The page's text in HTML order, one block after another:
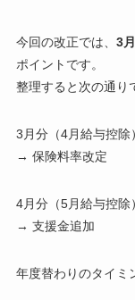
今回の改正では、 3
ポイントです。
整理すると次の通り
3月分（4月給与控除）
→ 保険料率改定
4月分（5月給与控除）
→ 支援金追加
年度替わりのタイミ